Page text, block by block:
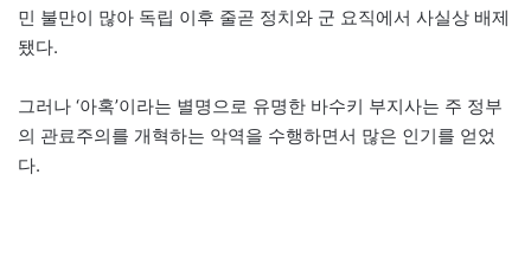
민 불만이 많아 독립 이후 줄곧 정치와 군 요직에서 사실상 배제
됐다.
그러나 ‘아혹’이라는 별명으로 유명한 바수키 부지사는 주 정부
의 관료주의를 개혁하는 악역을 수행하면서 많은 인기를 얻었
다.